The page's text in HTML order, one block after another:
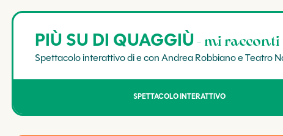
PIÙ SU DI QUAGGIÙ- mi
Spettacolo interattivo di e con Andrea Robbiano e Teatro
SPETTACOLO INTERATTIVO